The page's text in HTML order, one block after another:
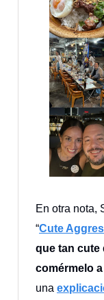
En otra nota,
“Cute
que tan cute
comérmelo
una